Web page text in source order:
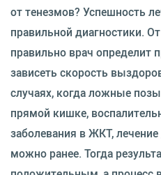
от тенезмов? Успешность
правильной диагностики.
правильно врач определит
зависеть скорость
случаях, когда ложные
прямой кишке,
заболевания в ЖКТ,
можно ранее. Тогда